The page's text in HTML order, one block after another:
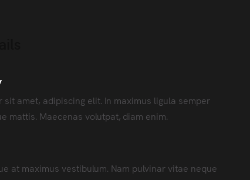
sit amet, adipiscing elit. In maximus ligula semper
mattis. Maecenas volutpat, diam enim.
at maximus vestibulum. Nam pulvinar vitae neque